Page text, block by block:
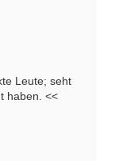
Leute; seht
haben. <<